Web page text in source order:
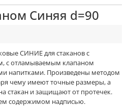
Синяя d=90
СИНИЕ для стаканов с
с отламываемым клапаном
напитками. Произведены методом
чему имеют точные размеры, а
стакан и защищают от протечек.
содержимом надписью.